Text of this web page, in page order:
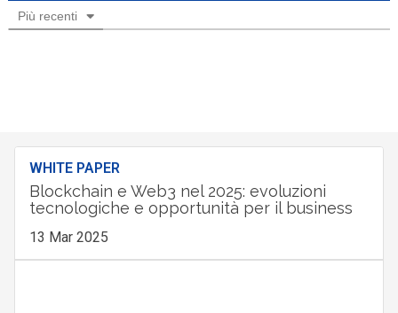
Più recenti
WHITE PAPER
Blockchain e Web3 nel 2025: evoluzioni
tecnologiche e opportunità per il business
13 Mar 2025